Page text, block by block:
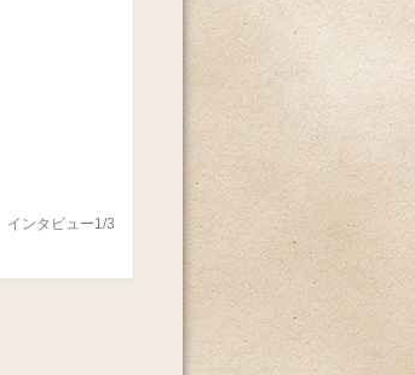
インタビュー1/3